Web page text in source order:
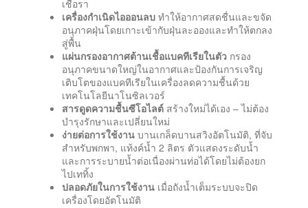
เชื้อรา
เครื่องกำเนิดไอออนลบ ทำให้อากาศสดชื่นและขจัด
อนุภาคฝุ่นโดยเกาะเข้ากับฝุ่นละอองและทำให้ตกลง
สู่พื้น
แผ่นกรองอากาศต้านเชื้อแบคทีเรียในตัว กรอง
อนุภาคขนาดใหญ่ในอากาศและป้องกันการเจริญ
เติบโตของแบคทีเรียในเครื่องลดความชื้นด้วย
เทคโนโลยีนาโนซิลเวอร์
สารดูดความชื้นซีโอไลต์ สร้างใหม่ได้เอง – ไม่ต้อง
บำรุงรักษาและเปลี่ยนใหม่
ง่ายต่อการใช้งาน บานเกล็ดบานสวิงอัตโนมัติ, ที่จับ
สำหรับพกพา, แท้งค์น้ำ 2 ลิตร ตัวแสดงระดับน้ำ
และการระบายน้ำต่อเนื่องผ่านท่อได้โดยไม่ต้องยก
ไปเททิ้ง
ปลอดภัยในการใช้งาน เมื่อถังน้ำเต็มระบบจะปิด
เครื่องโดยอัตโนมัติ